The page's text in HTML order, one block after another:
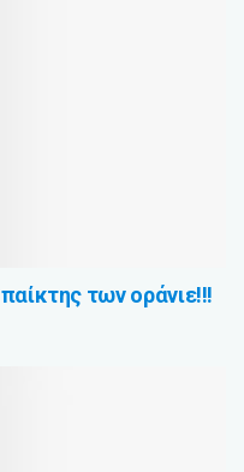
των οράνιε!!!